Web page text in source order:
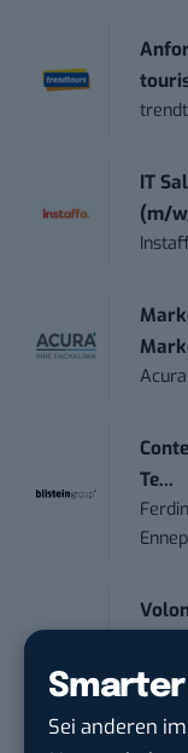
Smarter
Sei anderen
IT
(m/
Te...